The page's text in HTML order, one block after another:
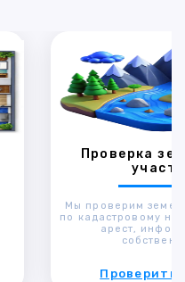
Проверка
Мы проверим
по кадастровому
арест,
Проверить